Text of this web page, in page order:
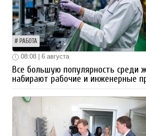
РАБОТА
08:08 | 6 августа
Все большую популярность среди
набирают рабочие и инженерные